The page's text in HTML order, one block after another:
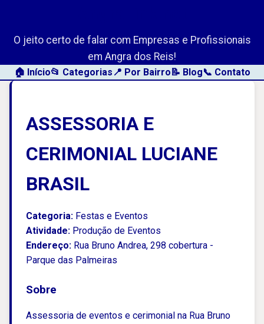
O jeito certo de falar com Empresas e Profissionais
em Angra dos Reis!
🏠 Início📂 Categorias 📍 Por Bairro📝 Blog📞 Contato
ASSESSORIA E
CERIMONIAL LUCIANE
BRASIL
Categoria: Festas e Eventos
Atividade: Produção de Eventos
Endereço: Rua Bruno Andrea, 298 cobertura -
Parque das Palmeiras
Sobre
Assessoria de eventos e cerimonial na Rua Bruno